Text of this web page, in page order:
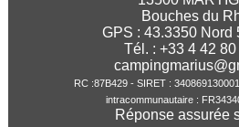
Bouches du
GPS :43.3350 Nord
Tél. : +33 4 42
RC :87B429 - SIRET :
intracommunautaire :
Réponse assurée